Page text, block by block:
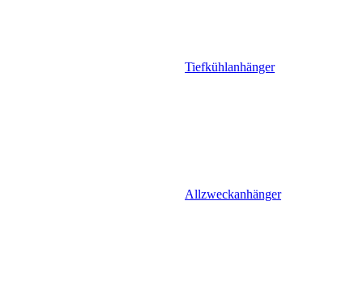
Tiefkühlanhänger
Allzweckanhänger